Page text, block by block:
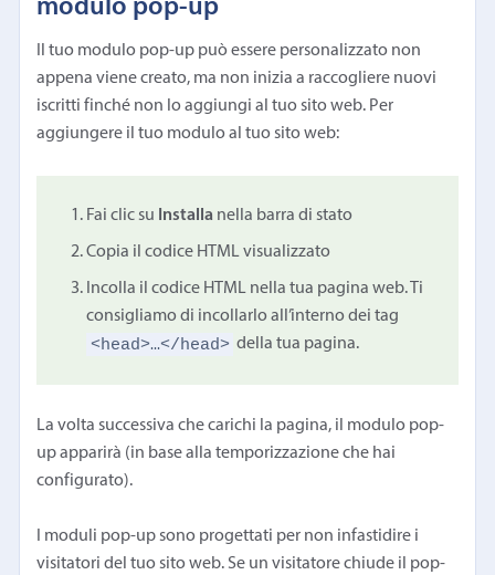
modulo pop-up
Il tuo modulo pop-up può essere personalizzato non
appena viene creato, ma non inizia a raccogliere nuovi
iscritti finché non lo aggiungi al tuo sito web. Per
aggiungere il tuo modulo al tuo sito web:
Fai clic su Installa nella barra di stato
Copia il codice HTML visualizzato
Incolla il codice HTML nella tua pagina web. Ti
consigliamo di incollarlo all’interno dei tag
<head>…</head> della tua pagina.
La volta successiva che carichi la pagina, il modulo pop-
up apparirà (in base alla temporizzazione che hai
configurato).
I moduli pop-up sono progettati per non infastidire i
visitatori del tuo sito web. Se un visitatore chiude il pop-